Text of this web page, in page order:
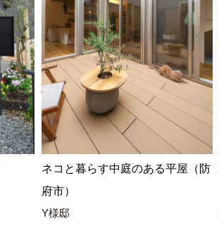
ネコと暮らす中庭のある平屋（防
府市）
Y様邸